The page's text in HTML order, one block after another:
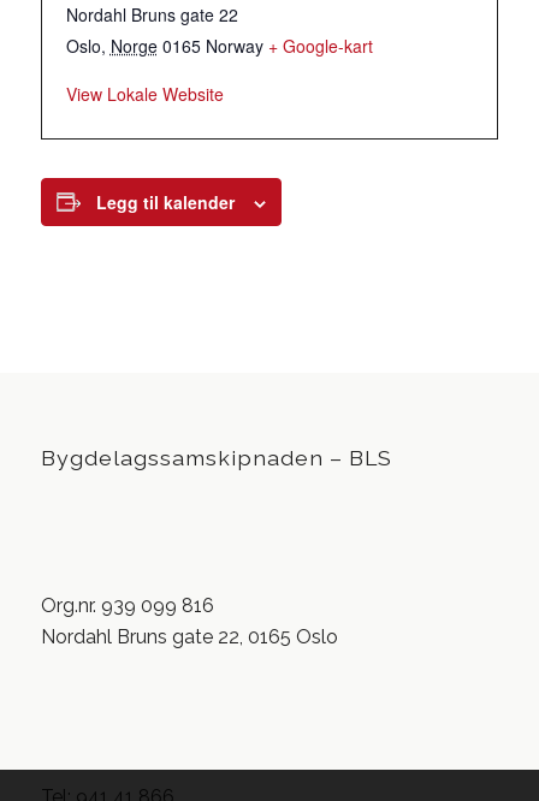
Nordahl Bruns gate 22
Oslo, Norge 0165 Norway + Google-kart
View Lokale Website
Legg til kalender
Bygdelagssamskipnaden – BLS
Org.nr. 939 099 816
Nordahl Bruns gate 22, 0165 Oslo